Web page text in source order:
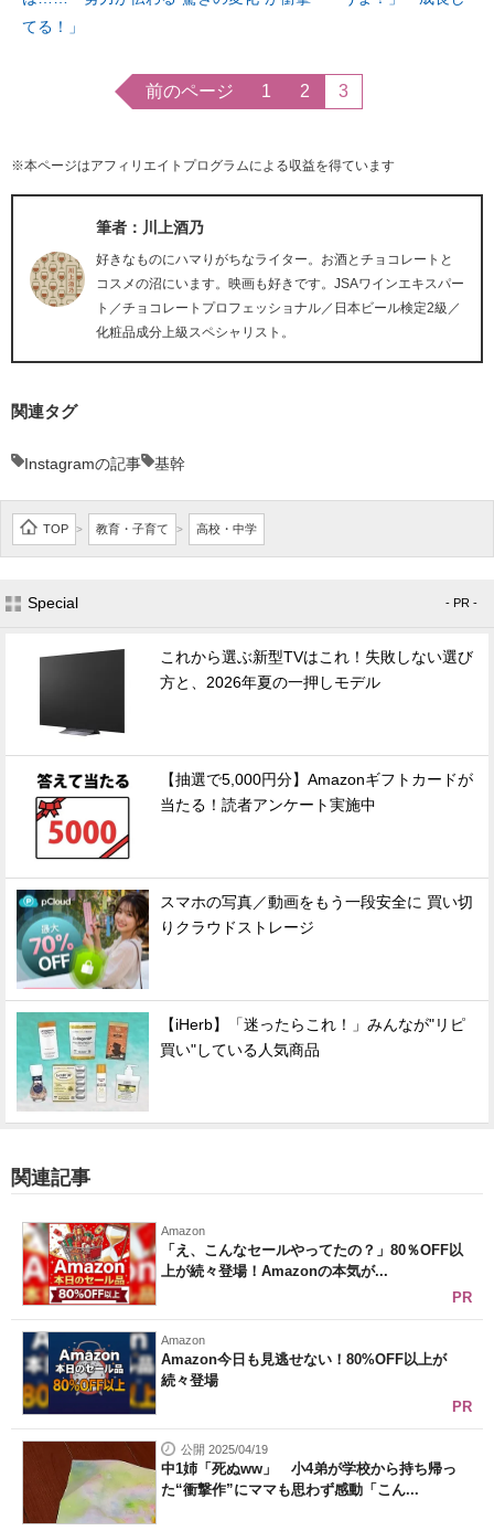
てる！」
前のページ 1 2 3
※本ページはアフィリエイトプログラムによる収益を得ています
筆者：川上酒乃
好きなものにハマりがちなライター。お酒とチョコレートと
コスメの沼にいます。映画も好きです。JSAワインエキスパー
ト／チョコレートプロフェッショナル／日本ビール検定2級／
化粧品成分上級スペシャリスト。
関連タグ
Instagramの記事 基幹
TOP > 教育・子育て > 高校・中学
Special - PR -
これから選ぶ新型TVはこれ！失敗しない選び
方と、2026年夏の一押しモデル
【抽選で5,000円分】Amazonギフトカードが
当たる！読者アンケート実施中
スマホの写真／動画をもう一段安全に 買い切
りクラウドストレージ
【iHerb】「迷ったらこれ！」みんなが"リピ
買い"している人気商品
関連記事
Amazon
「え、こんなセールやってたの？」80％OFF以
上が続々登場！Amazonの本気が...
PR
Amazon
Amazon今日も見逃せない！80%OFF以上が
続々登場
PR
公開 2025/04/19
中1姉「死ぬww」 小4弟が学校から持ち帰っ
た“衝撃作”にママも思わず感動「こん...